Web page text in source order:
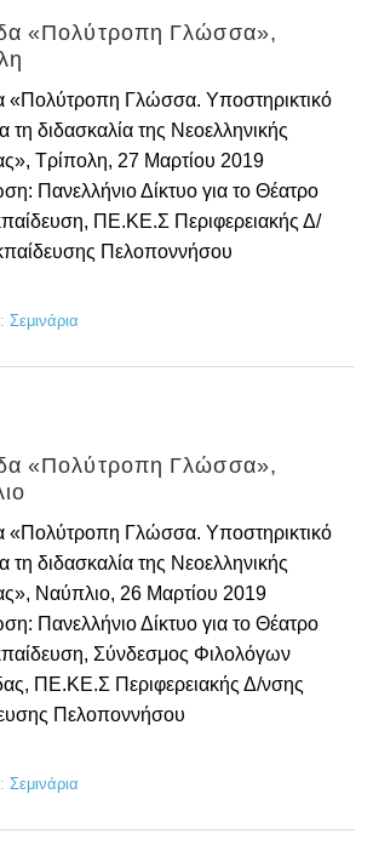
«Πολύτροπη Γλώσσα»,
«Πολύτροπη Γλώσσα. Υποστηρικτικό
τη διδασκαλία της Νεοελληνικής
Τρίπολη, 27 Μαρτίου 2019
Πανελλήνιο Δίκτυο για το Θέατρο
ΠΕ.ΚΕ.Σ Περιφερειακής Δ/
Πελοποννήσου
Σεμινάρια
«Πολύτροπη Γλώσσα»,
«Πολύτροπη Γλώσσα. Υποστηρικτικό
τη διδασκαλία της Νεοελληνικής
Ναύπλιο, 26 Μαρτίου 2019
Πανελλήνιο Δίκτυο για το Θέατρο
Σύνδεσμος Φιλολόγων
ΠΕ.ΚΕ.Σ Περιφερειακής Δ/νσης
Πελοποννήσου
Σεμινάρια